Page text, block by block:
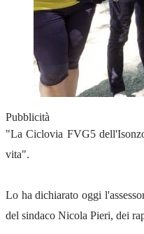
Pubblicità
"La Ciclovia FVG5
vita".
Lo ha dichiarato oggi
del sindaco Nicola Pieri, dei